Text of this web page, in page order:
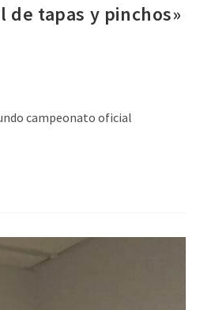
de tapas y pinchos»
campeonato oficial